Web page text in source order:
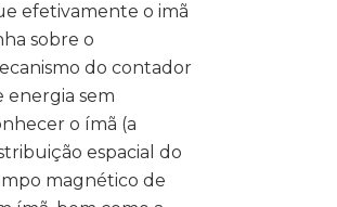
efetivamente o imã
sobre o
do contador
energia sem
o ímã (a
espacial do
magnético de